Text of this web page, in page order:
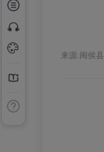
来源:闽侯县